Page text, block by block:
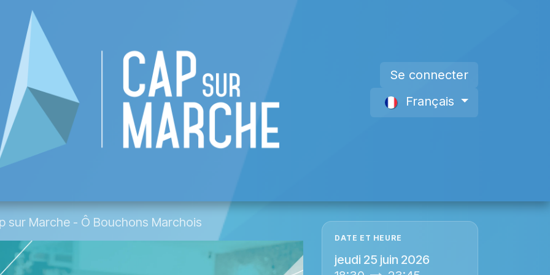
Se connecter
Français
sur Marche - Ô Bouchons Marchois
DATE ET HEURE
jeudi 25 juin 2026